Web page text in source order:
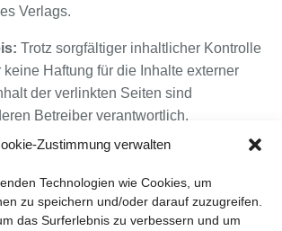
Zustimmung verwalten
Technologien wie Cookies, um
zu speichern und/oder darauf zuzugreifen.
das Surferlebnis zu verbessern und um
Verlags.
Trotz sorgfältiger inhaltlicher Kontrolle
Haftung für die Inhalte externer
der verlinkten Seiten sind
Betreiber verantwortlich.